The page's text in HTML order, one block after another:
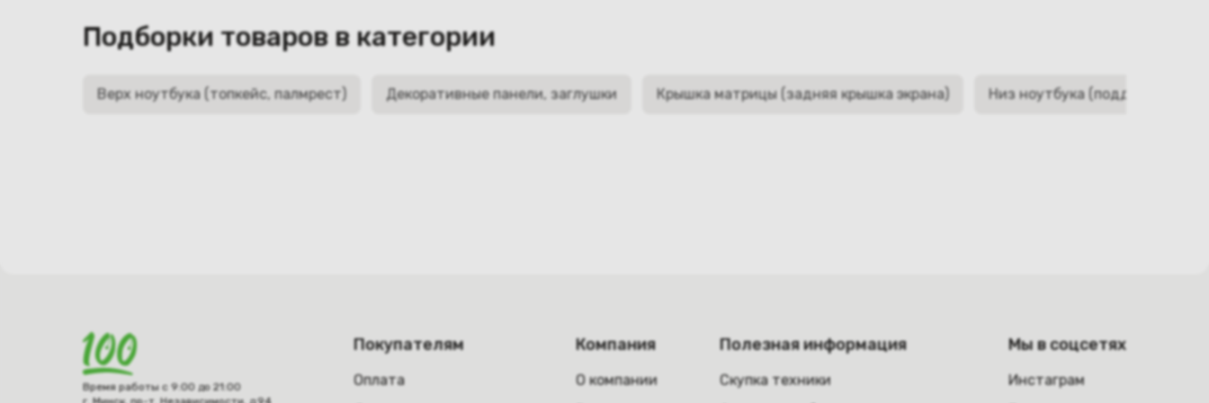
Подборки товаров в категории
Верх ноутбука (топкейс, палмрест) Декоративные панели, заглушки Крышка матрицы (задняя крышка экрана) Низ ноутбука (поддон,
Время работы с 9:00 до 21:00
Покупателям
Оплата
Компания
О компании
Полезная информация
Скупка техники
Мы в соцсетях
Инстаграм